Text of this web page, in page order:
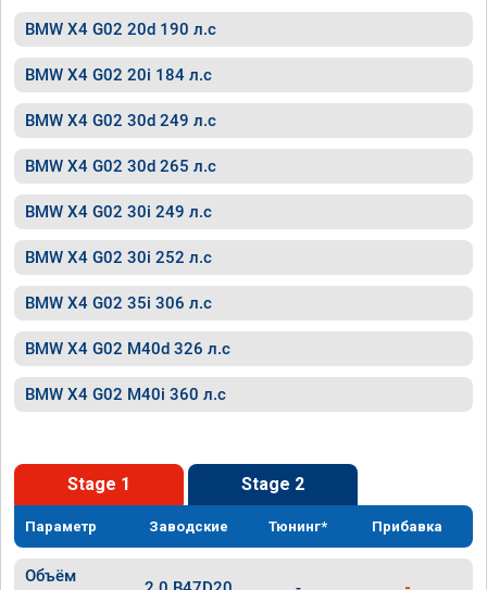
BMW X4 G02 20d 190 л.с
BMW X4 G02 20i 184 л.с
BMW X4 G02 30d 249 л.с
BMW X4 G02 30d 265 л.с
BMW X4 G02 30i 249 л.с
BMW X4 G02 30i 252 л.с
BMW X4 G02 35i 306 л.с
BMW X4 G02 M40d 326 л.с
BMW X4 G02 M40i 360 л.с
Stage 1 Stage 2
Параметр Заводские Тюнинг* Прибавка
Объём